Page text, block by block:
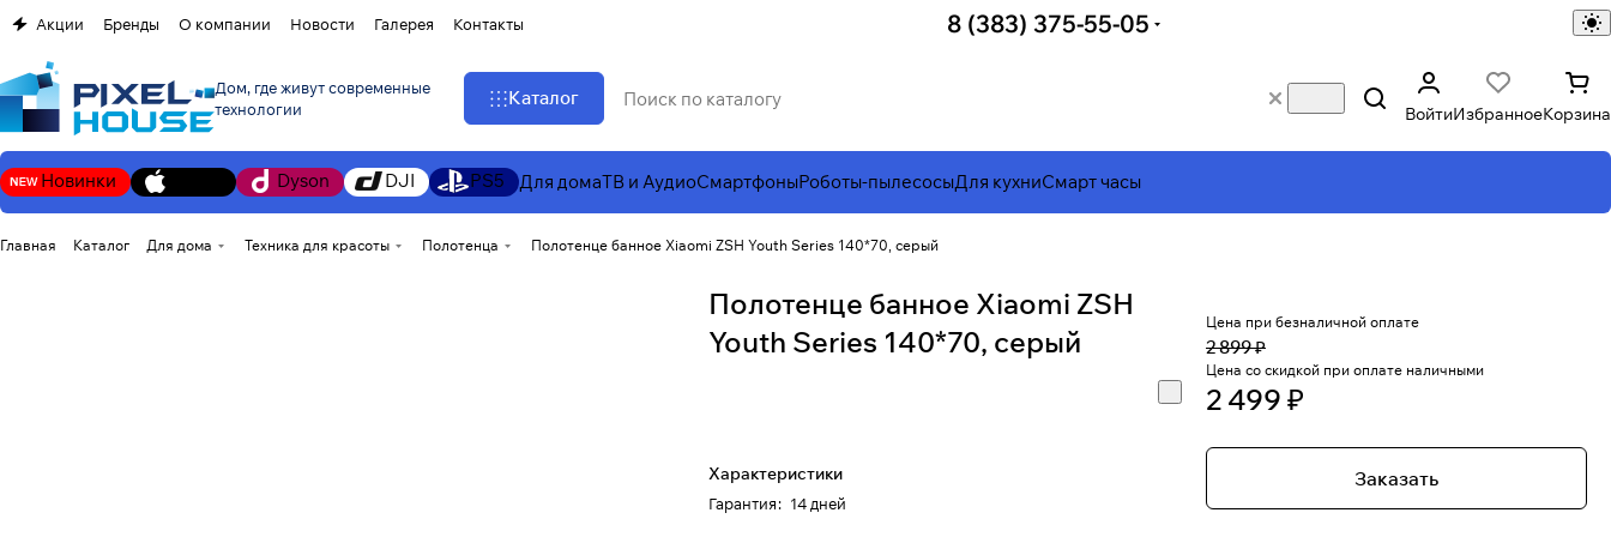
Акции Бренды О компании Новости Галерея Контакты 8 (383) 375-55-05
Дом, где живут современные
технологии
Каталог
ВойтиИзбранноеКорзина
Новинки Dyson DJI PS5 Для домаТВ и АудиоСмартфоныРоботы-пылесосыДля кухниСмарт часы
Главная Каталог Для дома Техника для красоты Полотенца Полотенце банное Xiaomi ZSH Youth Series 140*70, серый
Полотенце банное Xiaomi ZSH
Youth Series 140*70, серый
Характеристики
Гарантия: 14 дней
Цена при безналичной оплате
2 899 ₽
Цена со скидкой при оплате наличными
2 499 ₽
Заказать